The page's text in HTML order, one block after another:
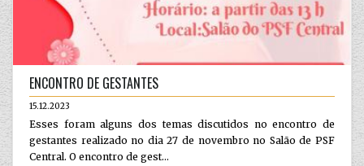
ENCONTRO DE GESTANTES
15.12.2023
Esses foram alguns dos temas discutidos no encontro de
gestantes realizado no dia 27 de novembro no Salão de PSF
Central. O encontro de gest...